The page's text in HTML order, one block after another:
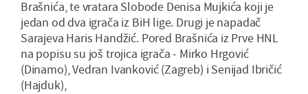
Brašnića, te vratara Slobode Denisa Mujkića koji je
jedan od dva igrača iz BiH lige. Drugi je napadač
Sarajeva Haris Handžić. Pored Brašnića iz Prve HNL
na popisu su još trojica igrača - Mirko Hrgović
(Dinamo), Vedran Ivanković (Zagreb) i Senijad Ibričić
(Hajduk),